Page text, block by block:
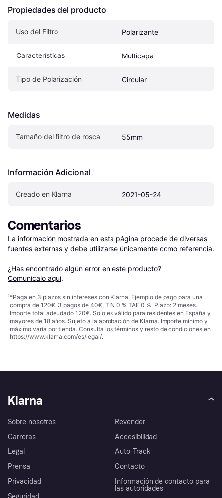
Propiedades del producto
Uso del Filtro Polarizante
Características Multicapa
Tipo de Polarización Circular
Medidas
Tamaño del filtro de rosca 55mm
Información Adicional
Creado en Klarna 2021-05-24
Comentarios
La información mostrada en esta página procede de diversas
fuentes externas y debe utilizarse únicamente como referencia.
¿Has encontrado algún error en este producto?
Comunícalo aquí.
¹*Paga en 3 plazos sin intereses con Klarna. Ejemplo de pago para una
compra de 120€: 3 pagos de 40€, TIN 0 % TAE 0 %. Plazo: 2 meses.
Importe total adeudado 120€. Solo es válido para residentes en España y
mayores de 18 años. Sujeto a la aprobación de Klarna. Importe mínimo y
máximo varía por tienda. Consulta los términos y resto de condiciones en
https://www.klarna.com/es/legal/.
Klarna
Sobre nosotros
Carreras
Legal
Prensa
Privacidad
Seguridad
Revender
Accesibilidad
Auto-Track
Contacto
Información de contacto para
las autoridades